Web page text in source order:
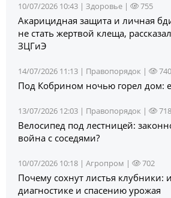
10/07/2026 10:43 | Здоровье | 755
Акарицидная защита и личная
не стать жертвой клеща,
ЗЦГиЭ
14/07/2026 11:13 | Правопорядок | 740
Под Кобрином ночью горел дом:
13/07/2026 12:03 | Правопорядок | 718
Велосипед под лестницей:
война с соседями?
10/07/2026 10:18 | Агропром | 702
Почему сохнут листья клубники:
диагностике и спасению урожая